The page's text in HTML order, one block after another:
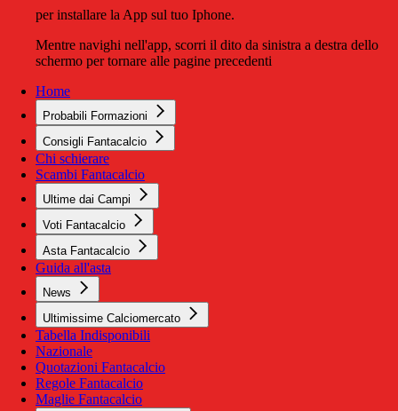
per installare la App sul tuo Iphone.
Mentre navighi nell'app, scorri il dito da sinistra a destra dello
schermo per tornare alle pagine precedenti
Home
Probabili Formazioni
Consigli Fantacalcio
Chi schierare
Scambi Fantacalcio
Ultime dai Campi
Voti Fantacalcio
Asta Fantacalcio
Guida all'asta
News
Ultimissime Calciomercato
Tabella Indisponibili
Nazionale
Quotazioni Fantacalcio
Regole Fantacalcio
Maglie Fantacalcio